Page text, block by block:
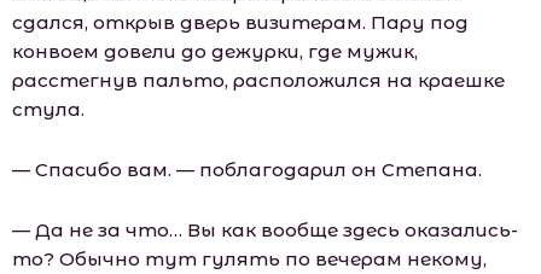
сдался, открыв дверь визитерам. Пару под
конвоем довели до дежурки, где мужик,
расстегнув пальто, расположился на краешке
стула.
— Спасибо вам. — поблагодарил он Степана.
— Да не за что… Вы как вообще здесь оказались-
то? Обычно тут гулять по вечерам некому,